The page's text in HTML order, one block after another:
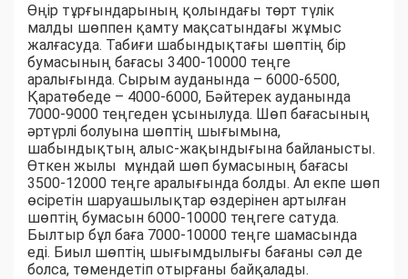
Өңір тұрғындарының қолындағы төрт түлік
малды шөппен қамту мақсатындағы жұмыс
жалғасуда. Табиғи шабындықтағы шөптің бір
бумасының бағасы 3400-10000 теңге
аралығында. Сырым ауданында – 6000-6500,
Қаратөбеде – 4000-6000, Бәйтерек ауданында
7000-9000 теңгеден ұсынылуда. Шөп бағасының
әртүрлі болуына шөптің шығымына,
шабындықтың алыс-жақындығына байланысты.
Өткен жылы мұндай шөп бумасының бағасы
3500-12000 теңге аралығында болды. Ал екпе шөп
өсіретін шаруашылықтар өздерінен артылған
шөптің бумасын 6000-10000 теңгеге сатуда.
Былтыр бұл баға 7000-10000 теңге шамасында
еді. Биыл шөптің шығымдылығы бағаны сәл де
болса, төмендетіп отырғаны байқалады.